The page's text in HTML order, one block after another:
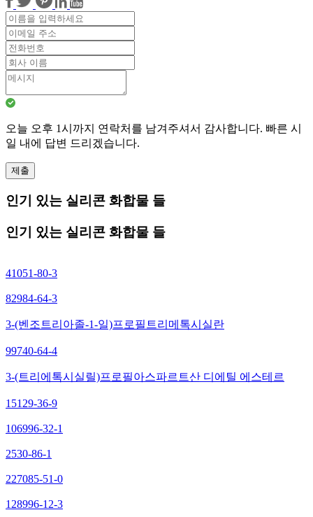
오늘 오후 1시까지 연락처를 남겨주셔서 감사합니다. 빠른 시
일 내에 답변 드리겠습니다.
제출
인기 있는 실리콘 화합물 들
인기 있는 실리콘 화합물 들
41051-80-3
82984-64-3
3-(벤조트리아졸-1-일)프로필트리메톡시실란
99740-64-4
3-(트리에톡시실릴)프로필아스파르트산 디에틸 에스테르
15129-36-9
106996-32-1
2530-86-1
227085-51-0
128996-12-3